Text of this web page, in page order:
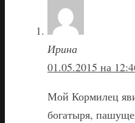
Ирина
01.05.2015 на
Мой Кормилец
богатыря,